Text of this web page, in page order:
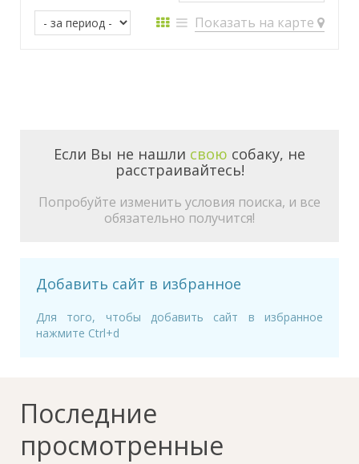
Показать на карте
Если Вы не нашли свою собаку, не
расстраивайтесь!
Попробуйте изменить условия поиска, и все
обязательно получится!
Добавить сайт в избранное
Для того, чтобы добавить сайт в избранное
нажмите Ctrl+d
Последние
просмотренные